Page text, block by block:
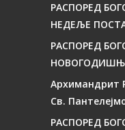
РАСПОРЕД
НЕДЕЉЕ
РАСПОРЕД
Архимандрит
Св.
РАСПОРЕД